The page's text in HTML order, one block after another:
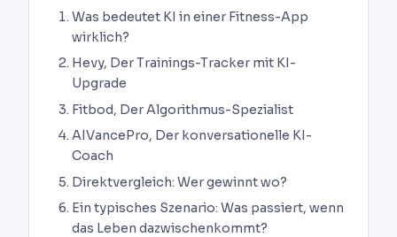
Was bedeutet KI in einer Fitness-App
wirklich?
Hevy, Der Trainings-Tracker mit KI-
Upgrade
Fitbod, Der Algorithmus-Spezialist
AIVancePro, Der konversationelle KI-
Coach
Direktvergleich: Wer gewinnt wo?
Ein typisches Szenario: Was passiert, wenn
das Leben dazwischenkommt?